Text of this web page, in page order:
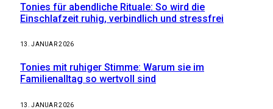
Tonies für abendliche Rituale: So wird die
Einschlafzeit ruhig, verbindlich und stressfrei
13. JANUAR 2026
Tonies mit ruhiger Stimme: Warum sie im
Familienalltag so wertvoll sind
13. JANUAR 2026